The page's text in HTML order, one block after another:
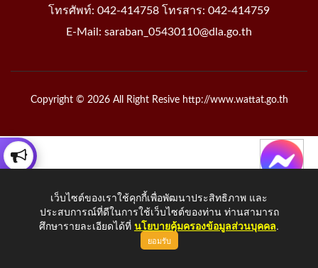
โทรศัพท์: 042-414758 โทรสาร: 042-414759
E-Mail: saraban_05430110@dla.go.th
Copyright © 2026 All Right Resive http://www.wattat.go.th
เว็บไซต์ของเราใช้คุกกี้เพื่อพัฒนาประสิทธิภาพ และ
ประสบการณ์ที่ดีในการใช้เว็บไซต์ของท่าน ท่านสามารถ
ศึกษารายละเอียดได้ที่ นโยบายคุ้มครองข้อมูลส่วนบุคคล.
ยอมรับ